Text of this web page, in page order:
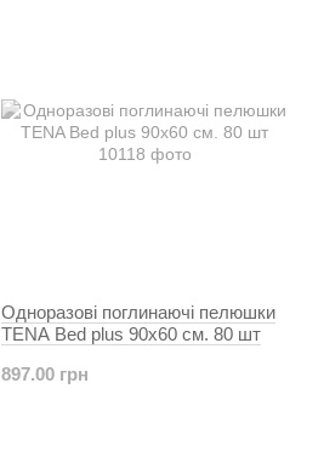
Одноразові поглинаючі пелюшки
TENA Bed plus 90x60 см. 80 шт
897.00 грн